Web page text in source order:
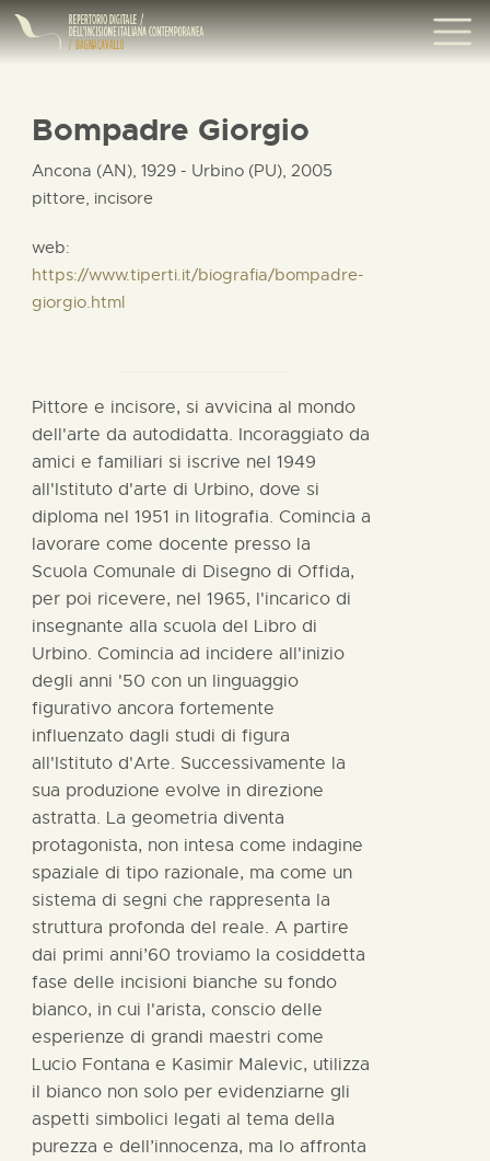
Bompadre Giorgio
Ancona (AN), 1929 - Urbino (PU), 2005
pittore, incisore
web:
https://www.tiperti.it/biografia/bompadre-
giorgio.html
Pittore e incisore, si avvicina al mondo
dell'arte da autodidatta. Incoraggiato da
amici e familiari si iscrive nel 1949
all'Istituto d'arte di Urbino, dove si
diploma nel 1951 in litografia. Comincia a
lavorare come docente presso la
Scuola Comunale di Disegno di Offida,
per poi ricevere, nel 1965, l'incarico di
insegnante alla scuola del Libro di
Urbino. Comincia ad incidere all'inizio
degli anni '50 con un linguaggio
figurativo ancora fortemente
influenzato dagli studi di figura
all'Istituto d'Arte. Successivamente la
sua produzione evolve in direzione
astratta. La geometria diventa
protagonista, non intesa come indagine
spaziale di tipo razionale, ma come un
sistema di segni che rappresenta la
struttura profonda del reale. A partire
dai primi anni’60 troviamo la cosiddetta
fase delle incisioni bianche su fondo
bianco, in cui l'arista, conscio delle
esperienze di grandi maestri come
Lucio Fontana e Kasimir Malevic, utilizza
il bianco non solo per evidenziarne gli
aspetti simbolici legati al tema della
purezza e dell’innocenza, ma lo affronta